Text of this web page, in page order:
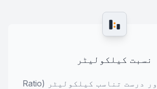
نسبت کیلکولیٹر
ہمارے مفت اور درست تناسب کیلکولیٹر (Ratio